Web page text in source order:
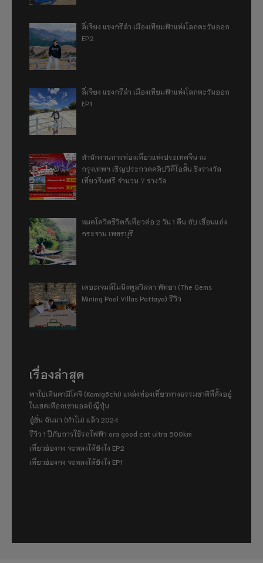
ลี่เจียง แชงกรีล่า เมืองเทียมฟ้าแห่งโลกตะวันออก
EP2
ลี่เจียง แชงกรีล่า เมืองเทียมฟ้าแห่งโลกตะวันออก
EP1
สำนักงานการท่องเที่ยวแห่งประเทศจีน ณ
กรุงเทพฯ เชิญประกวดคลิปวิดีโอสั้น ชิงรางวัล
เที่ยวจีนฟรี จำนวน 7 รางวัล
หมดโควิดชีวิตก็เที่ยวต่อ 2 วัน 1 คืน กับ เขื่อนแก่ง
กระจาน เพชรบุรี
เดอะเจมส์ไมนิงพูลวิลลา พัทยา (The Gems
Mining Pool Villas Pattaya) รีวิว
เรื่องล่าสุด
พาไปเดินคามิโคจิ (Kamigōchi) แหล่งท่องเที่ยวทางธรรมชาติที่ตั้งอยู่
ในเขตเทือกเขาแอลป์ญี่ปุ่น
อู่ฮั่น ฉันมา (ทำไม) แล้ว 2024
รีวิว 1 ปีกับการใช้รถไฟฟ้า ora good cat ultra 500km
เที่ยวฮ่องกง จะหลงได้ยังไง EP2
เที่ยวฮ่องกง จะหลงได้ยังไง EP1